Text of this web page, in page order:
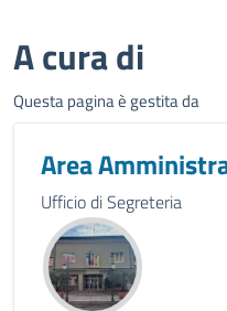
A cura di
Questa pagina è gestita da
Area
Ufficio di Segreteria